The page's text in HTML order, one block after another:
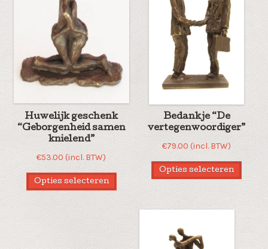
Huwelijk geschenk
“Geborgenheid samen
knielend”
€53.00 (incl. BTW)
Opties selecteren
Bedankje “De
vertegenwoordiger”
€79.00 (incl. BTW)
Opties selecteren